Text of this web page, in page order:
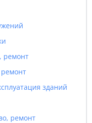
ремонт
зданий
ремонт